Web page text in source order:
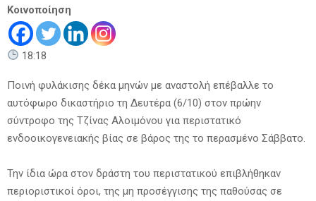
Κοινοποίηση
18:18
Ποινή φυλάκισης δέκα μηνών με αναστολή επέβαλλε το
αυτόφωρο δικαστήριο τη Δευτέρα (6/10) στον πρώην
σύντροφο της Τζίνας Αλοιμόνου για περιστατικό
ενδοοικογενειακής βίας σε βάρος της το περασμένο Σάββατο.
Την ίδια ώρα στον δράστη του περιστατικού επιβλήθηκαν
περιοριστικοί όροι, της μη προσέγγισης της παθούσας σε